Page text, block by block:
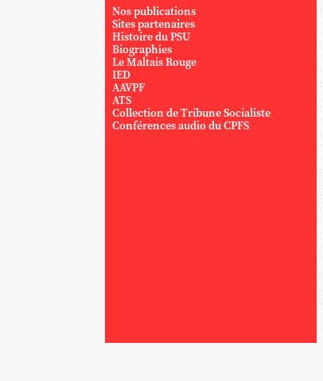
Nos publications
Sites partenaires
Histoire du PSU
Biographies
Le Maltais Rouge
IED
AAVPF
ATS
Collection de Tribune Socialiste
Conférences audio du CPFS